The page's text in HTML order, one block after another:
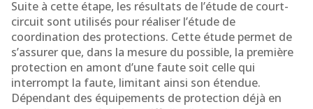
Suite à cette étape, les résultats de l’étude de court-
circuit sont utilisés pour réaliser l’étude de
coordination des protections. Cette étude permet de
s’assurer que, dans la mesure du possible, la première
protection en amont d’une faute soit celle qui
interrompt la faute, limitant ainsi son étendue.
Dépendant des équipements de protection déjà en